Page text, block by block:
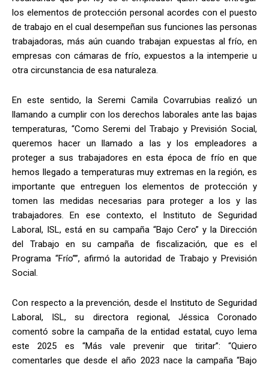
los elementos de protección personal acordes con el puesto
de trabajo en el cual desempeñan sus funciones las personas
trabajadoras, más aún cuando trabajan expuestas al frío, en
empresas con cámaras de frío, expuestos a la intemperie u
otra circunstancia de esa naturaleza.
En este sentido, la Seremi Camila Covarrubias realizó un
llamando a cumplir con los derechos laborales ante las bajas
temperaturas, “Como Seremi del Trabajo y Previsión Social,
queremos hacer un llamado a las y los empleadores a
proteger a sus trabajadores en esta época de frío en que
hemos llegado a temperaturas muy extremas en la región, es
importante que entreguen los elementos de protección y
tomen las medidas necesarias para proteger a los y las
trabajadores. En ese contexto, el Instituto de Seguridad
Laboral, ISL, está en su campaña “Bajo Cero” y la Dirección
del Trabajo en su campaña de fiscalización, que es el
Programa “Frío””, afirmó la autoridad de Trabajo y Previsión
Social.
Con respecto a la prevención, desde el Instituto de Seguridad
Laboral, ISL, su directora regional, Jéssica Coronado
comentó sobre la campaña de la entidad estatal, cuyo lema
este 2025 es “Más vale prevenir que tiritar”: “Quiero
comentarles que desde el año 2023 nace la campaña “Bajo